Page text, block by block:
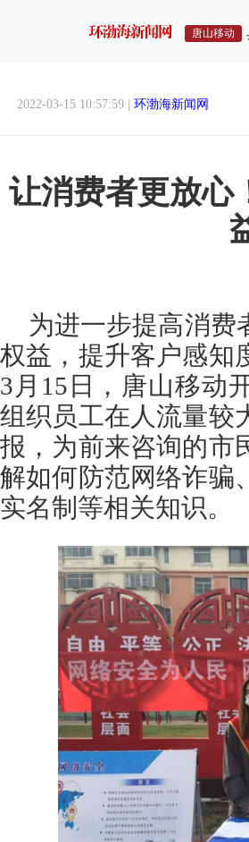
唐山移动
2022-03-15 10:57:59 | 环渤海新闻网
让消费者更放心
为进一步提高消费
权益，提升客户感知
3月15日，唐山移动
组织员工在人流量较
报，为前来咨询的市
解如何防范网络诈骗
实名制等相关知识。